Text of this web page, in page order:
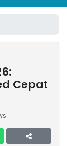
Cepat